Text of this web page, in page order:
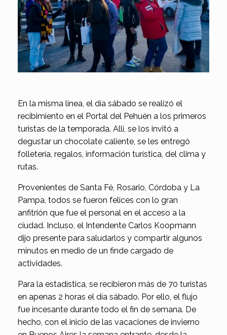
En la misma línea, el día sábado se realizó el
recibimiento en el Portal del Pehuén a los primeros
turistas de la temporada. Allí, se los invitó a
degustar un chocolate caliente, se les entregó
folletería, regalos, información turística, del clima y
rutas.
Provenientes de Santa Fé, Rosario, Córdoba y La
Pampa, todos se fueron felices con lo gran
anfitrión que fue el personal en el acceso a la
ciudad. Incluso, el Intendente Carlos Koopmann
dijo presente para saludarlos y compartir algunos
minutos en medio de un finde cargado de
actividades.
Para la estadística, se recibieron más de 70 turistas
en apenas 2 horas el día sábado. Por ello, el flujo
fue incesante durante todo el fin de semana. De
hecho, con el inicio de las vacaciones de invierno